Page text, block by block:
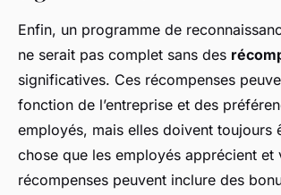
Enfin, un programme de
ne serait pas complet sans des
significatives. Ces récompenses
fonction de l’entreprise et des
employés, mais elles doivent toujours
chose que les employés apprécient et
récompenses peuvent inclure des